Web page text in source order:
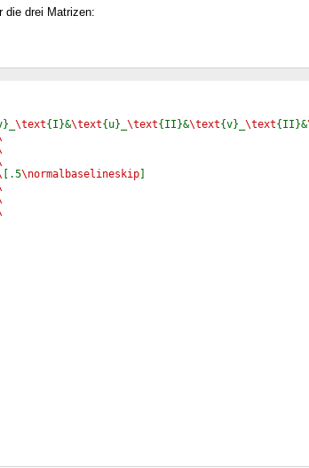
die drei Matrizen:
\text{I}&\text{u}_ \text{II}&\text{v}_ \text{II}&
[.5\normalbaselineskip